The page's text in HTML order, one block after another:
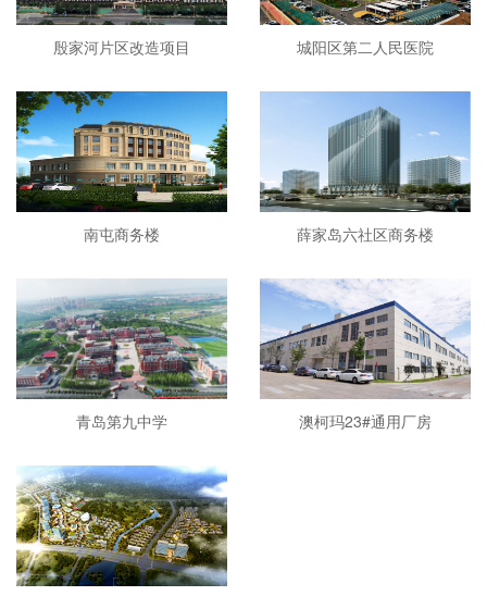
殷家河片区改造项目 城阳区第二人民医院
南屯商务楼 薛家岛六社区商务楼
青岛第九中学 澳柯玛23#通用厂房